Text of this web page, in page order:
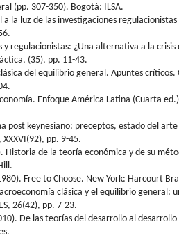
(pp. 307-350). Bogotá: ILSA.
a la luz de las investigaciones
y regulacionistas: ¿Una alternativa a la
(35), pp. 11-43.
del equilibrio general. Apuntes críticos.
Enfoque América Latina (Cuarta
post keynesiano: preceptos, estado del arte
pp. 9-45.
Historia de la teoría económica y de su
Free to Choose. New York: Harcourt
clásica y el equilibrio general:
26(42), pp. 7-23.
De las teorías del desarrollo al